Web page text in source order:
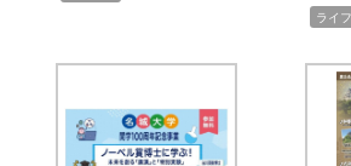
ライ